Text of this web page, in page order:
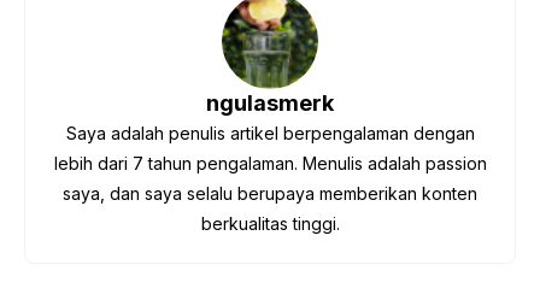
ngulasmerk
Saya adalah penulis artikel berpengalaman dengan
lebih dari 7 tahun pengalaman. Menulis adalah passion
saya, dan saya selalu berupaya memberikan konten
berkualitas tinggi.